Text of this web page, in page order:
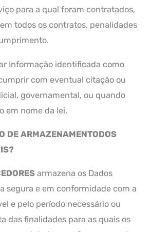
para a qual foram contratados,
todos os contratos, penalidades
Informação identificada como
com eventual citação ou
governamental, ou quando
em nome da lei.
DE ARMAZENAMENTODOS
armazena os Dados
segura e em conformidade com a
e pelo período necessário ou
das finalidades para as quais os